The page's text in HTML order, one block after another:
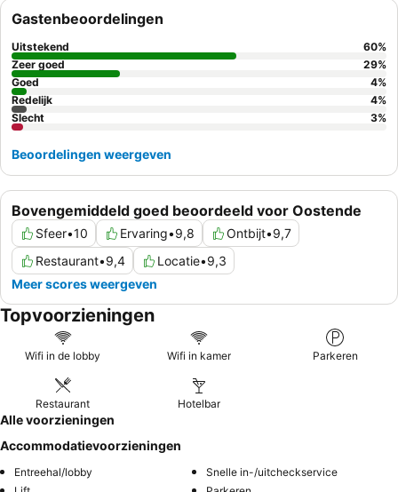
Voor een rustiger verblijf kunnen gasten overwegen een kamer
met uitzicht op de tuin aan te vragen.
Bovengemiddeld goed beoordeeld voor Oostende
Sfeer•10 Ervaring•9,8 Ontbijt•9,7
Restaurant•9,4 Locatie•9,3
Meer scores weergeven
Gastenbeoordelingen
Uitstekend 60%
Zeer goed
29%
Goed
4%
Redelijk
4%
Slecht
3%
Beoordelingen weergeven
Topvoorzieningen
Wifi in de lobby Wifi in kamer Parkeren
Restaurant Hotelbar
Alle voorzieningen
Accommodatievoorzieningen
Entreehal/lobby
Snelle in-/uitcheckservice